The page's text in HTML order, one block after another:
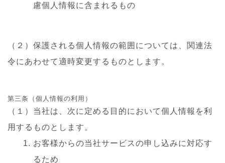
慮個人情報に含まれるもの
（２）保護される個人情報の範囲については、関連法
令にあわせて適時変更するものとします。
第三条（個人情報の利用）
（１）当社は、次に定める目的において個人情報を利
用するものとします。
お客様からの当社サービスの申し込みに対応す
るため